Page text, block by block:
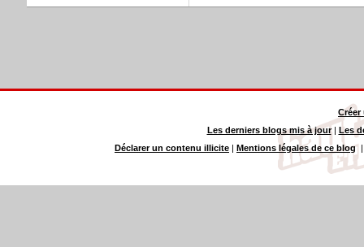
Créer
Les derniers blogs mis à jour| Les
Déclarer un contenu illicite | Mentions légales de ce blog